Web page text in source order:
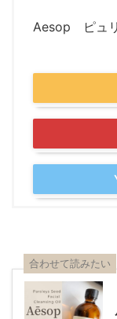
Aesop ピュリ
合わせて読みたい